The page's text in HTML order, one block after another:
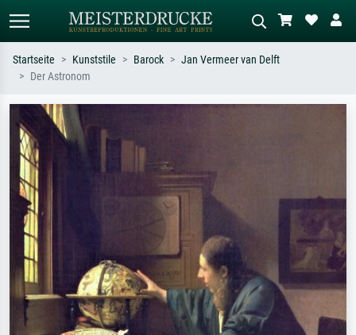
Suchen Sie nach Künstlern, Werktiteln
oder Stilen – z.B. Monet,
Sternennacht, Impressionismus, Welle
Startseite Kunststile Barock
Jan Vermeer van Delft
Der Astronom